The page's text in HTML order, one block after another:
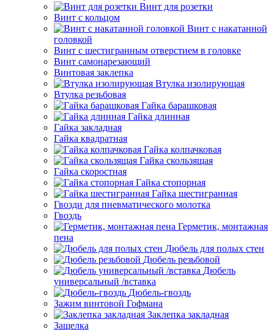
Винт для розетки
Винт с кольцом
Винт с накатанной
головкой
Винт с шестигранным отверстием в головке
Винт самонарезающий
Винтовая заклепка
Втулка изолирующая
Втулка резьбовая
Гайка барашковая
Гайка длинная
Гайка закладная
Гайка квадратная
Гайка колпачковая
Гайка скользящая
Гайка скоростная
Гайка стопорная
Гайка шестигранная
Гвозди для пневматического молотка
Гвоздь
Герметик, монтажная
пена
Дюбель для полых стен
Дюбель резьбовой
Дюбель
универсальный /вставка
Дюбель-гвоздь
Зажим винтовой Гофмана
Заклепка закладная
Защелка